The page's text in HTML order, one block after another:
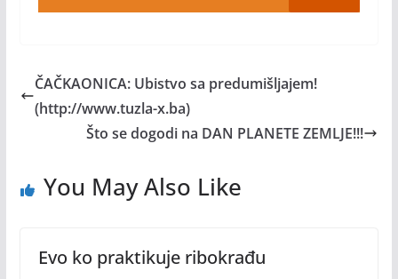
ČAČKAONICA: Ubistvo sa predumišljajem!
(http://www.tuzla-x.ba)
Što se dogodi na DAN PLANETE ZEMLJE!!!
You May Also Like
Evo ko praktikuje ribokrađu